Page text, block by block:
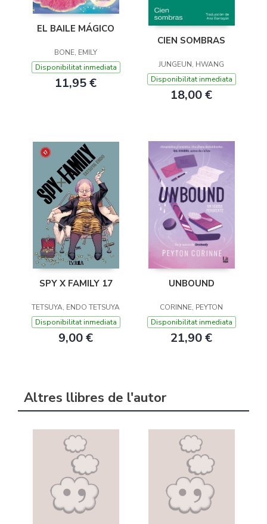
EL BAILE MÁGICO
BONE, EMILY
Disponibilitat inmediata
11,95 €
CIEN SOMBRAS
JUNGEUN, HWANG
Disponibilitat inmediata
18,00 €
SPY X FAMILY 17
TETSUYA, ENDO TETSUYA
Disponibilitat inmediata
9,00 €
UNBOUND
CORINNE, PEYTON
Disponibilitat inmediata
21,90 €
Altres llibres de l'autor